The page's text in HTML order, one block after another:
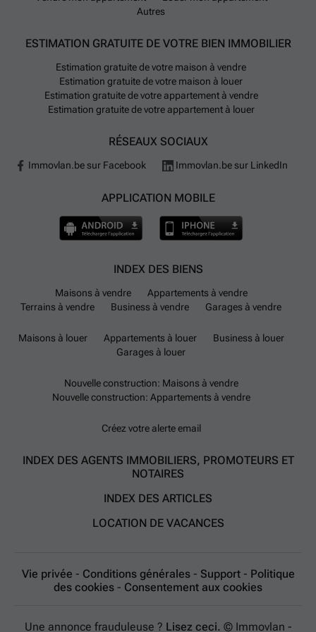
accessible en moins de 21 minutes. Plusieurs routes
N249, N255, N272 et N495. Le réseau de bus De Lijn
Gammerages, offrant des trajets vers des villes
comme Geraardsbergen, Ninove ou Leuven. Cinq
gares sont également à proximité, facilitant les
En termes d'équipements et services, Gammerages
maternelles et primaires mais aucune école
un OKay, un Match/Smatch et un Delhaize dans la
commune. Aucun service de vélos partagés ou
voitures en partage n'est disponible sur place, et il n'y
électriques connue. L'aéroport le plus proche est
Brussels Airport, à environ 43 minutes en voiture.
Autres
ESTIMATION GRATUITE DE VOTRE BIEN IMMOBILIER
Estimation gratuite de votre maison à vendre
Estimation gratuite de votre maison à louer
Estimation gratuite de votre appartement à vendre
Estimation gratuite de votre appartement à louer
RÉSEAUX SOCIAUX
Immovlan.be sur Facebook Immovlan.be sur LinkedIn
APPLICATION MOBILE
INDEX DES BIENS
Maisons à vendre
Appartements à vendre
Terrains à vendre
Business à vendre Garages à vendre
Maisons à louer Appartements à louer
Business à louer
Garages à louer
Nouvelle construction: Maisons à vendre
Nouvelle construction: Appartements à vendre
Créez votre alerte email
INDEX DES AGENTS IMMOBILIERS, PROMOTEURS ET
NOTAIRES
INDEX DES ARTICLES
LOCATION DE VACANCES
Vie privée - Conditions générales - Support - Politique
des cookies - Consentement aux cookies
Une annonce frauduleuse ? Lisez ceci. © Immovlan -